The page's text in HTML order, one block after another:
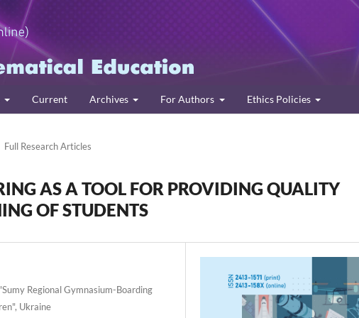
Current Archives For Authors Ethics Policies
Full Research Articles
AS A TOOL FOR PROVIDING QUALITY
OF STUDENTS
Regional Gymnasium-Boarding
Ukraine